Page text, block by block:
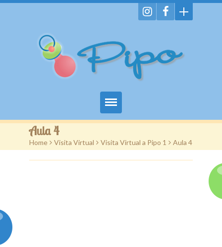
Home
Servicios
Aula 4
Home > Visita Virtual > Visita Virtual a Pipo 1 > Aula 4